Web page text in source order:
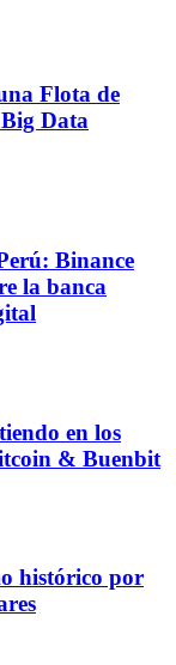
Flota de
Data
Binance
la banca
en los
& Buenbit
histórico por